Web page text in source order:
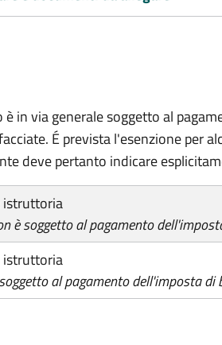
in via generale soggetto al
É prevista l'esenzione per
deve pertanto indicare
istruttoria
è soggetto al pagamento
istruttoria
al pagamento dell'imposta di